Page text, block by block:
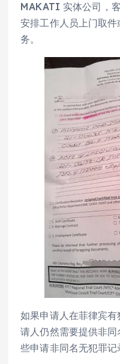
MAKATI 实体公司，
安排工作人员上门取
务。
如果申请人在菲律宾
请人仍然需要提供非
些申请非同名无犯罪记